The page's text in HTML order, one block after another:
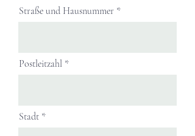
Straße und Hausnummer
Postleitzahl
Stadt